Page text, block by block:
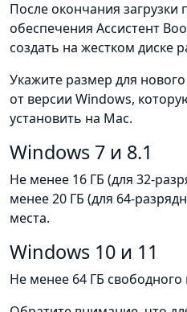
После окончания загрузки
обеспечения Ассистент
создать на жестком диске
Укажите размер для
от версии Windows,
установить на Mac.
Windows 7 и 8.1
Не менее 16 ГБ (для 32-
менее 20 ГБ (для 64-
места.
Windows 10 и 11
Не менее 64 ГБ свободного